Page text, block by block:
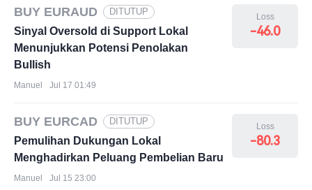
BUY EURAUD DITUTUP
Sinyal Oversold di Support Lokal
Menunjukkan Potensi Penolakan
Bullish
Loss
-46.0
Manuel Jul 17 01:49
BUY EURCAD DITUTUP
Pemulihan Dukungan Lokal
Menghadirkan Peluang Pembelian Baru
Loss
-80.3
Manuel Jul 15 23:00